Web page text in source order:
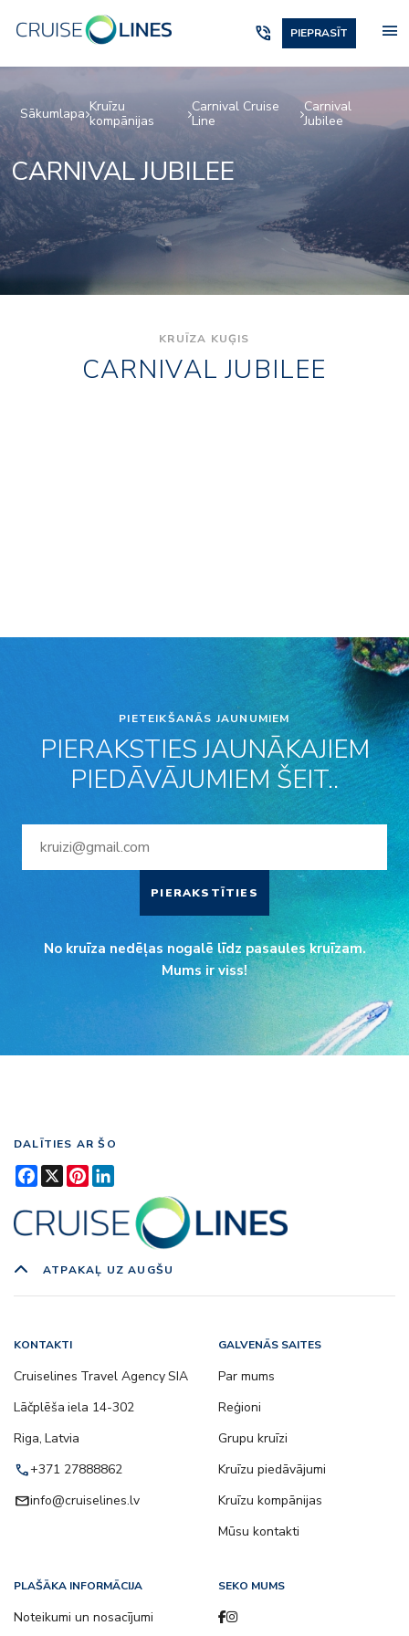
phone_in_talk PIEPRASĪT menu
Sākumlapa Kruīzu
kompānijas
Carnival Cruise
Line
Carnival
Jubilee
CARNIVAL JUBILEE
KRUĪZA KUĢIS
CARNIVAL JUBILEE
PIETEIKŠANĀS JAUNUMIEM
PIERAKSTIES JAUNĀKAJIEM
PIEDĀVĀJUMIEM ŠEIT..
PIERAKSTĪTIES
No kruīza nedēļas nogalē līdz pasaules kruīzam.
Mums ir viss!
DALĪTIES AR ŠO
Facebook
X Pinterest
ATPAKAĻ UZ AUGŠU
KONTAKTI
Cruiselines Travel Agency SIA
Lāčplēša iela 14-302
Riga, Latvia
call+371 27888862
emailinfo@cruiselines.lv
GALVENĀS SAITES
Par mums
Reģioni
Grupu kruīzi
Kruīzu piedāvājumi
Kruīzu kompānijas
Mūsu kontakti
PLAŠĀKA INFORMĀCIJA
Noteikumi un nosacījumi
SEKO MUMS